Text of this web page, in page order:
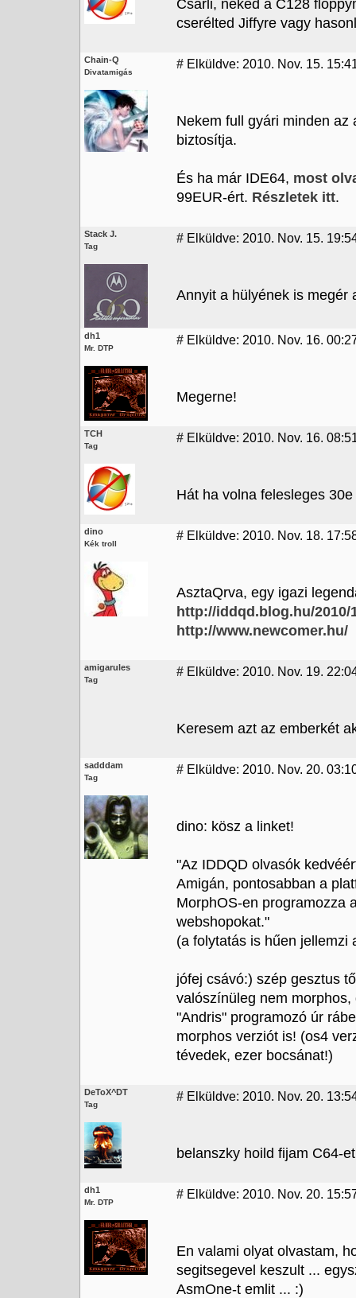
Csárli, neked a C128
cserélted Jiffyre vagy
Chain-Q
Divatamigás
# Elküldve: 2010. Nov. 15.
Nekem full gyári minden az
biztosítja.
És ha már IDE64, most
99EUR-ért. Részletek itt.
Stack J.
Tag
# Elküldve: 2010. Nov. 15.
Annyit a hülyének is megér
dh1
Mr. DTP
# Elküldve: 2010. Nov. 16.
Megerne!
TCH
Tag
# Elküldve: 2010. Nov. 16.
Hát ha volna felesleges
dino
Kék troll
# Elküldve: 2010. Nov. 18.
AsztaQrva, egy igazi
http://iddqd.blog.hu/
http://www.newcomer.hu/
amigarules
Tag
# Elküldve: 2010. Nov. 19.
Keresem azt az emberkét
sadddam
Tag
# Elküldve: 2010. Nov. 20.
dino: kösz a linket!
"Az IDDQD olvasók
Amigán, pontosabban a
MorphOS-en programozza
webshopokat."
(a folytatás is hűen jellemzi
jófej csávó:) szép gesztus
valószínüleg nem
"Andris" programozó úr
morphos verziót is! (os4
tévedek, ezer bocsánat!)
DeToX^DT
Tag
# Elküldve: 2010. Nov. 20.
belanszky hoild fijam C64-
dh1
Mr. DTP
# Elküldve: 2010. Nov. 20.
En valami olyat olvastam,
segitsegevel keszult ...
AsmOne-t emlit ... :)